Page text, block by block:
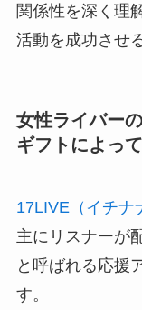
関係性を深く理
活動を成功させ
女性ライバー
ギフトによっ
17LIVE（イチナ
主にリスナーが
と呼ばれる応援
す。